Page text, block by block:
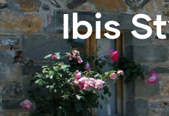
Ibis